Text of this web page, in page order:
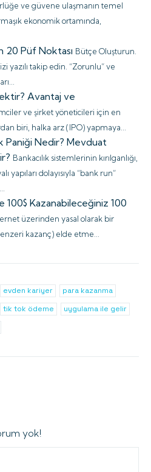
ve güvene ulaşmanın temel
ekonomik ortamında,
20 Püf Noktası Bütçe Oluşturun.
yazılı takip edin. “Zorunlu” ve
Avantaj ve
ve şirket yöneticileri için en
biri, halka arz (IPO) yapmaya...
Paniği Nedir? Mevduat
Bankacılık sistemlerinin kırılganlığı,
yapıları dolayısıyla “bank run”
Kazanabileceğiniz 100
üzerinden yasal olarak bir
kazanç) elde etme...
evden kariyer
para kazanma
tik tok ödeme
uygulama ile gelir
yok!